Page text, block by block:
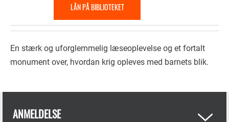
LÅN PÅ BIBLIOTEKET
En stærk og uforglemmelig læseoplevelse og et fortalt
monument over, hvordan krig opleves med barnets blik.
ANMELDELSE